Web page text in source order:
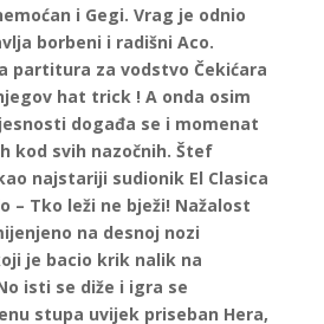
i Gegi. Vrag je odnio
borbeni i radišni Aco.
partitura za vodstvo Čekićara
hat trick ! A onda osim
događa se i momenat
kod svih nazočnih. Štef
najstariji sudionik El Clasica
– Tko leži ne bježi! Nažalost
na desnoj nozi
je bacio krik nalik na
isti se diže i igra se
stupa uvijek priseban Hera,